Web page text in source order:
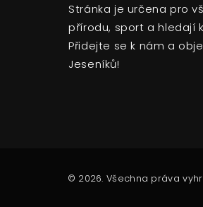
Stránka je určena pro
přírodu, sport a hledají
Přidejte se k nám a
Jeseníků!
© 2026. Všechna práva